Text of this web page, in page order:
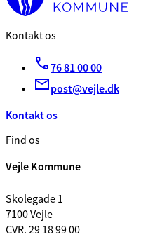
Kontakt os
76 81 00 00
post@vejle.dk
Kontakt os
Find os
Vejle Kommune
Skolegade 1
7100 Vejle
CVR. 29 18 99 00